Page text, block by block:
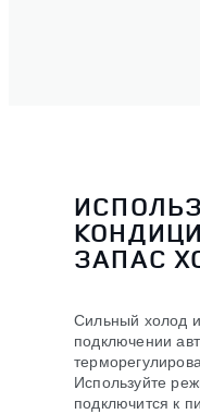
ЗАПАС
Сильный холод
подключении
Используйте
подключится к